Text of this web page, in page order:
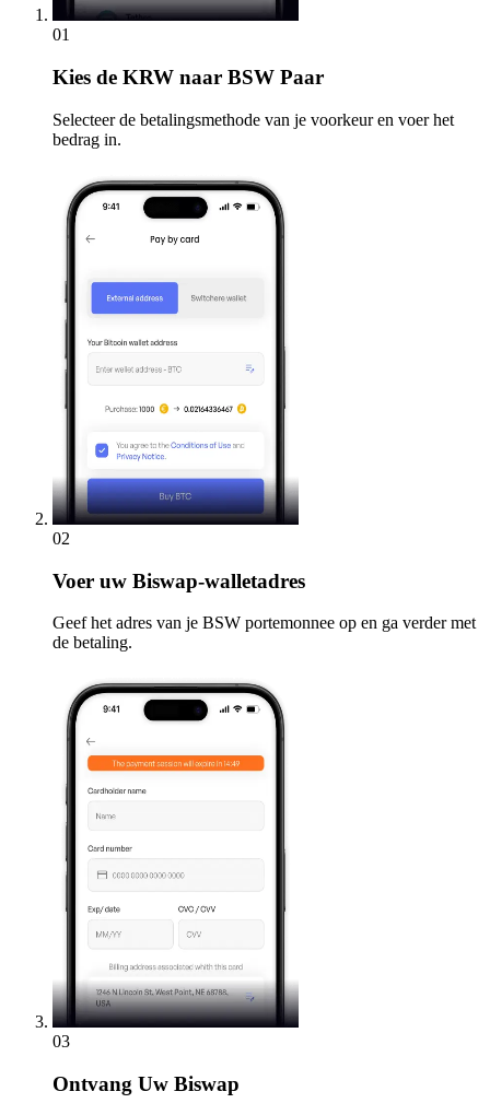
01
Kies de KRW naar BSW Paar
Selecteer de betalingsmethode van je voorkeur en voer het
bedrag in.
02
Voer uw Biswap-walletadres
Geef het adres van je BSW portemonnee op en ga verder met
de betaling.
03
Ontvang Uw Biswap